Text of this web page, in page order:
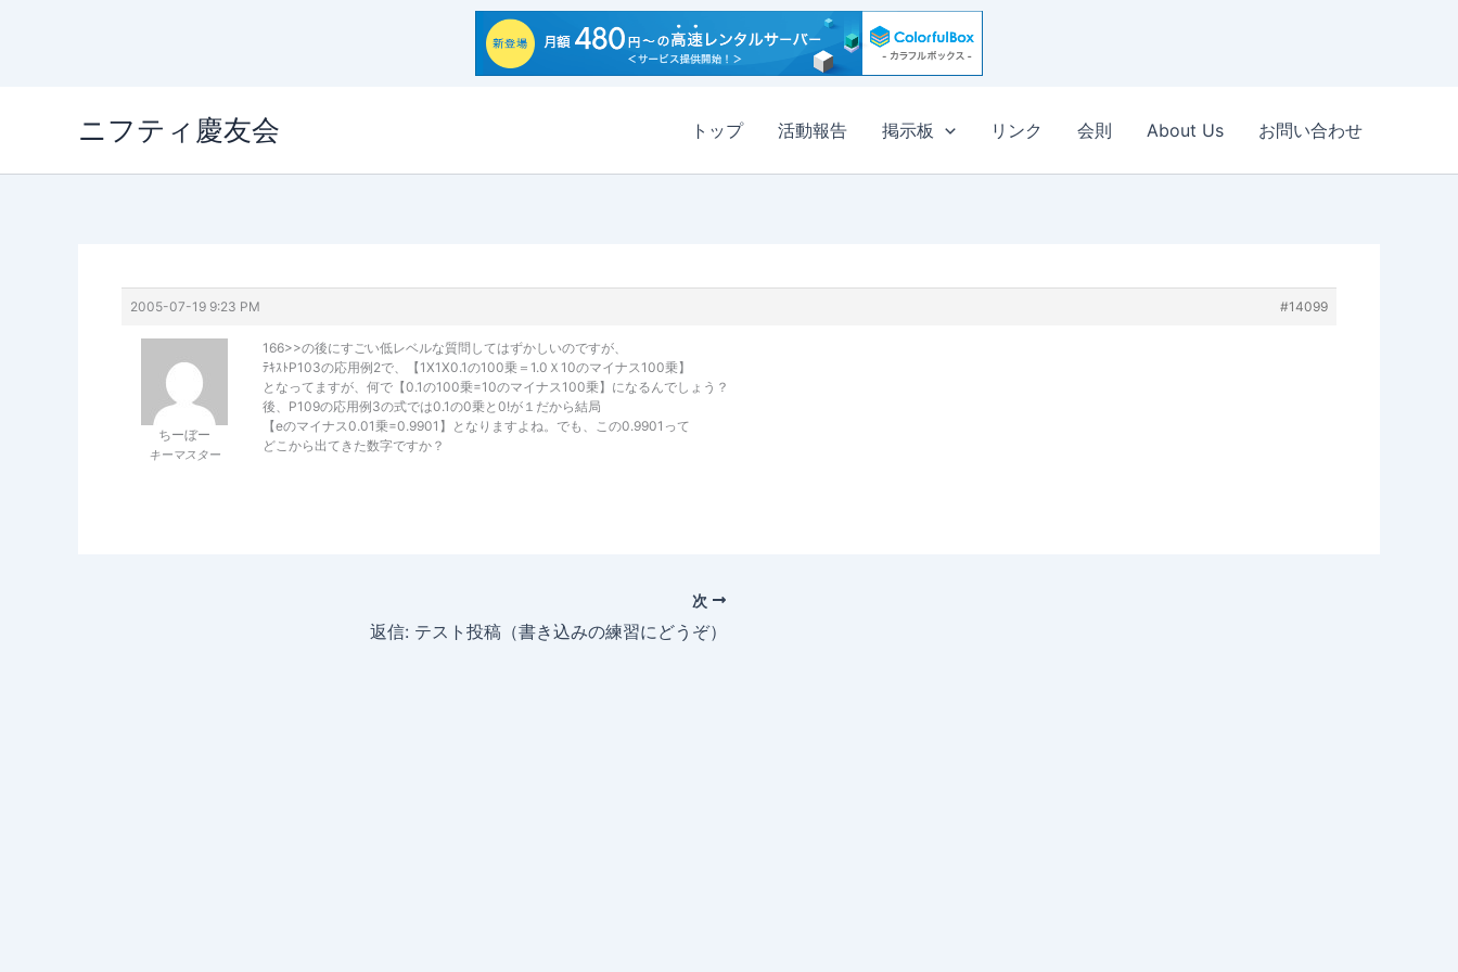
ニフティ慶友会 トップ 活動報告 掲示板 リンク 会則 About Us お問い合わせ
2005-07-19 9:23 PM #14099
ちーぼー
キーマスター
166>>の後にすごい低レベルな質問してはずかしいのですが、
ﾃｷｽﾄP103の応用例2で、【1X1X0.1の100乗＝1.0Ｘ10のマイナス100乗】
となってますが、何で【0.1の100乗=10のマイナス100乗】になるんでしょう？
後、P109の応用例3の式では0.1の0乗と0!が１だから結局
【eのマイナス0.01乗=0.9901】となりますよね。でも、この0.9901って
どこから出てきた数字ですか？
次
返信: テスト投稿（書き込みの練習にどうぞ）